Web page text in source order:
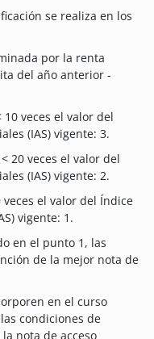
se realiza en los
por la renta
del año anterior -
veces el valor del
(IAS) vigente: 3.
20 veces el valor del
(IAS) vigente: 2.
el valor del Índice
vigente: 1.
en el punto 1, las
de la mejor nota de
en el curso
condiciones de
nota de acceso